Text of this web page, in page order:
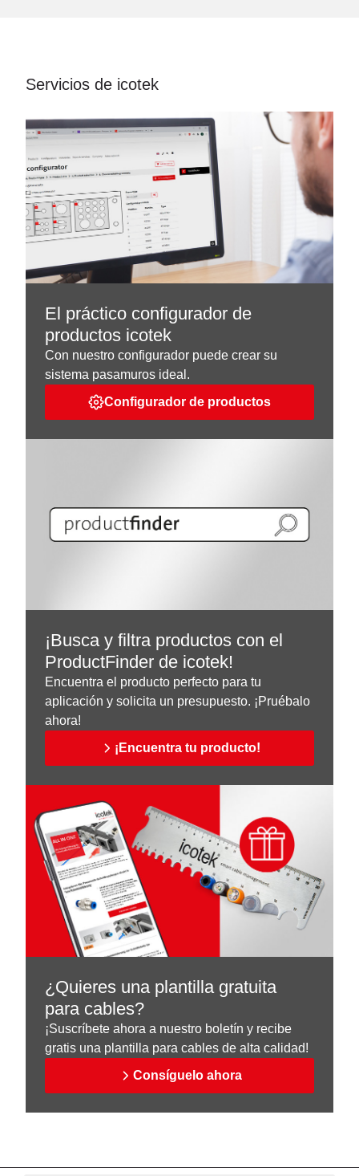
Servicios de icotek
El práctico configurador de
productos icotek
Con nuestro configurador puede crear su
sistema pasamuros ideal.
Configurador de productos
¡Busca y filtra productos con el
ProductFinder de icotek!
Encuentra el producto perfecto para tu
aplicación y solicita un presupuesto. ¡Pruébalo
ahora!
¡Encuentra tu producto!
¿Quieres una plantilla gratuita
para cables?
¡Suscríbete ahora a nuestro boletín y recibe
gratis una plantilla para cables de alta calidad!
Consíguelo ahora